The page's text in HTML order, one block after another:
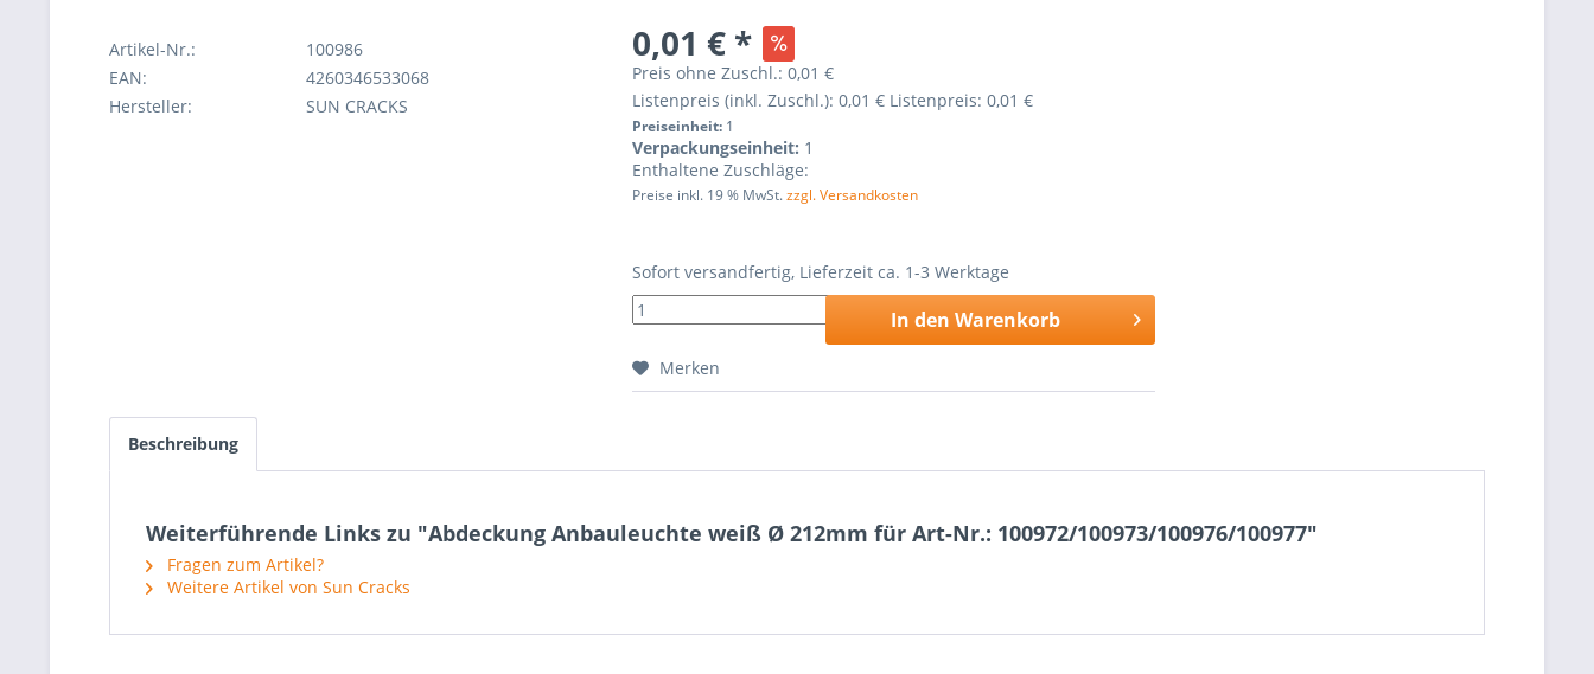
Artikel-Nr.:
100986
EAN:
4260346533068
Hersteller:
SUN CRACKS
0,01 € *
Preis ohne Zuschl.: 0,01 €
Listenpreis (inkl. Zuschl.): 0,01 € Listenpreis: 0,01 €
Preiseinheit: 1
Verpackungseinheit: 1
Enthaltene Zuschläge:
Preise inkl. 19 % MwSt.zzgl. Versandkosten
Sofort versandfertig, Lieferzeit ca. 1-3 Werktage
In den Warenkorb
Merken
Beschreibung
Weiterführende Links zu "Abdeckung Anbauleuchte weiß Ø 212mm für Art-Nr.: 100972/100973/100976/100977"
Fragen zum Artikel?
Weitere Artikel von Sun Cracks